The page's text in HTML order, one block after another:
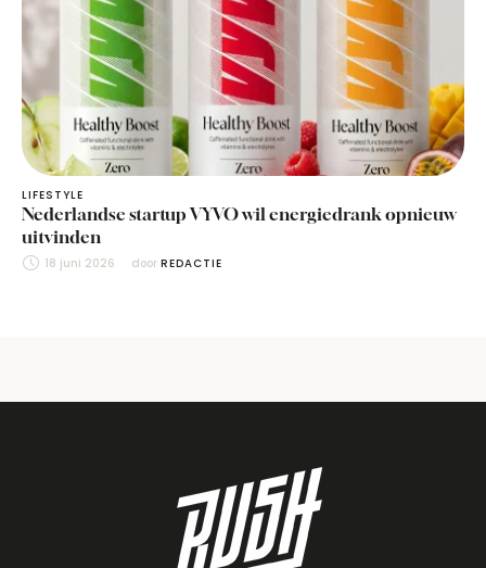
LIFESTYLE
Nederlandse startup VYVO wil energiedrank opnieuw
uitvinden
18 juni 2026 door REDACTIE